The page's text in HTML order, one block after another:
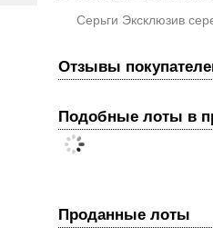
Серьги Эксклюзив
Отзывы
Подобные лоты в
Проданные лоты